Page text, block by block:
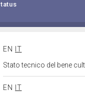
EN
IT
Stato tecnico del bene
EN
IT